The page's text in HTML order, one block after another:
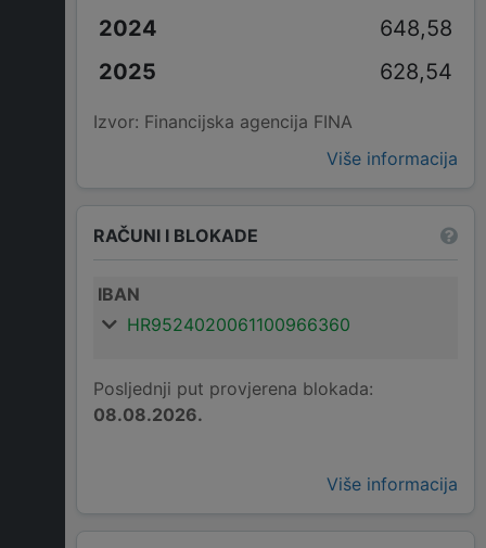
648,58
628,54
Izvor: Financijska agencija FINA
Više informacija
RAČUNI I BLOKADE
IBAN
HR9524020061100966360
Posljednji put provjerena blokada:
08.08.2026.
Više informacija